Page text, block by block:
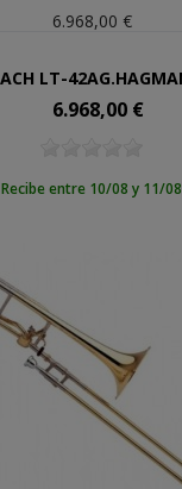
6.968,00 €
Precio
6.968,00 €
Recibe entre 10/08 y 11/08